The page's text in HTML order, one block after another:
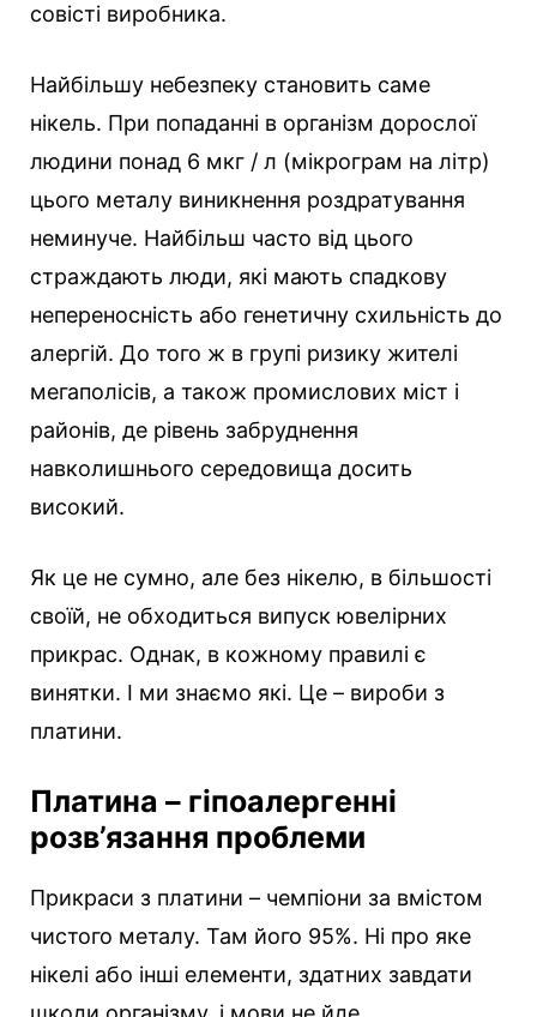
совісті виробника.
Найбільшу небезпеку становить саме
нікель. При попаданні в організм дорослої
людини понад 6 мкг / л (мікрограм на літр)
цього металу виникнення роздратування
неминуче. Найбільш часто від цього
страждають люди, які мають спадкову
непереносність або генетичну схильність до
алергій. До того ж в групі ризику жителі
мегаполісів, а також промислових міст і
районів, де рівень забруднення
навколишнього середовища досить
високий.
Як це не сумно, але без нікелю, в більшості
своїй, не обходиться випуск ювелірних
прикрас. Однак, в кожному правилі є
винятки. І ми знаємо які. Це – вироби з
платини.
Платина – гіпоалергенні
розв’язання проблеми
Прикраси з платини – чемпіони за вмістом
чистого металу. Там його 95%. Ні про яке
нікелі або інші елементи, здатних завдати